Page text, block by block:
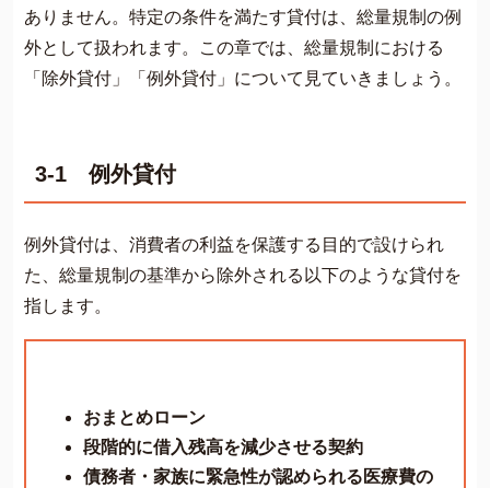
ありません。特定の条件を満たす貸付は、総量規制の例
外として扱われます。この章では、総量規制における
「除外貸付」「例外貸付」について見ていきましょう。
3-1 例外貸付
例外貸付は、消費者の利益を保護する目的で設けられ
た、総量規制の基準から除外される以下のような貸付を
指します。
おまとめローン
段階的に借入残高を減少させる契約
債務者・家族に緊急性が認められる医療費の